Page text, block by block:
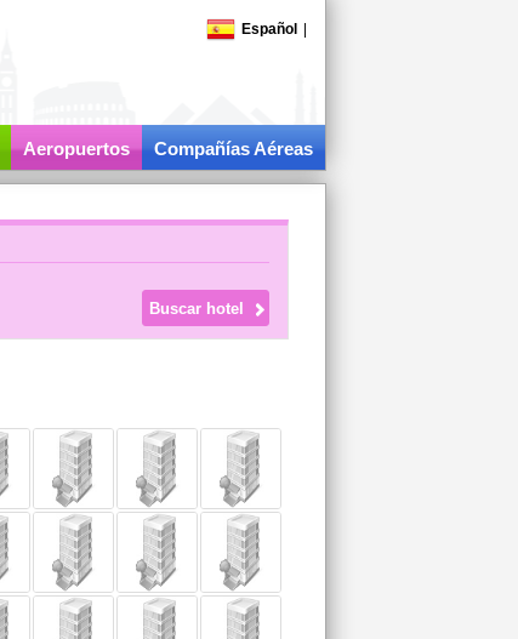
Español
Aeropuertos Compañías Aéreas